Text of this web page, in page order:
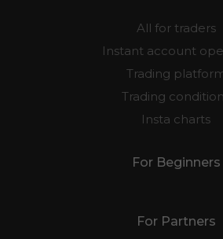
All for traders
Instant account
Trading
Trading
Insta charts
For Beginners
For Partners